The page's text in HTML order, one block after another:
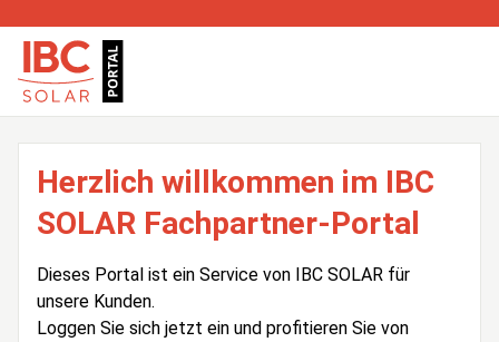
Herzlich willkommen im IBC
SOLAR Fachpartner-Portal
Dieses Portal ist ein Service von IBC SOLAR für
unsere Kunden.
Loggen Sie sich jetzt ein und profitieren Sie von